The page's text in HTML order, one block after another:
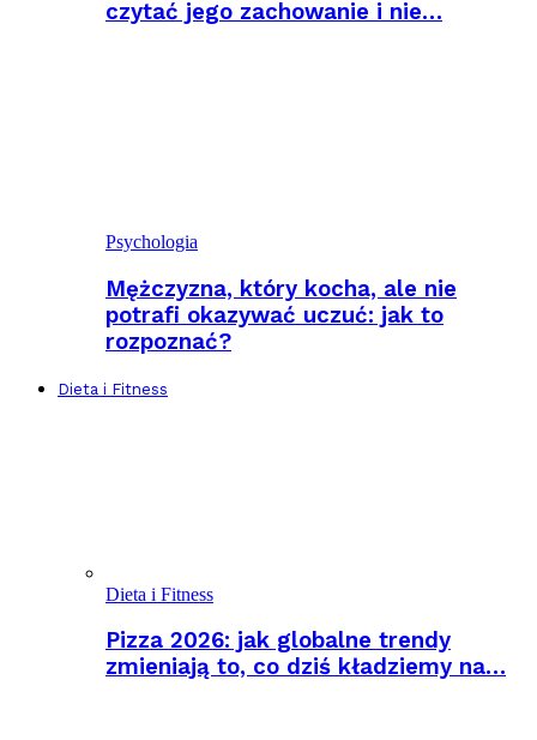
czytać jego zachowanie i nie…
Psychologia
Mężczyzna, który kocha, ale nie
potrafi okazywać uczuć: jak to
rozpoznać?
Dieta i Fitness
Dieta i Fitness
Pizza 2026: jak globalne trendy
zmieniają to, co dziś kładziemy na…